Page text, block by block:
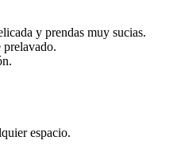
y prendas muy sucias.
espacio.